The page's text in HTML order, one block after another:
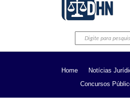
Home
Notícias
Concursos